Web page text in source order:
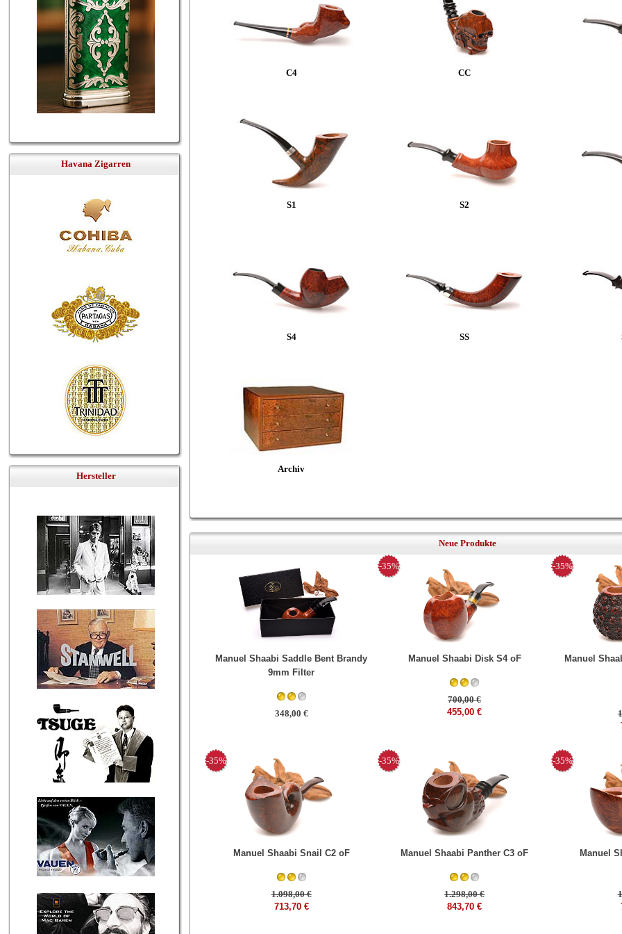
Havana Zigarren
Hersteller
C4 CC
S1 S2
S4 SS
Archiv
Neue Produkte
Manuel Shaabi Saddle Bent Brandy
9mm Filter
348,00 €
Manuel Shaabi Disk S4 oF
700,00 €
455,00 €
-35%
Manuel
-35%
Manuel Shaabi Snail C2 oF
1.098,00 €
713,70 €
-35%
Manuel Shaabi Panther C3 oF
1.298,00 €
843,70 €
-35%
Manuel
-35%